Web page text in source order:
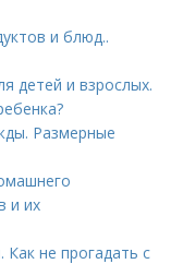
и блюд..
детей и взрослых.
Размерные
и их
не прогадать с